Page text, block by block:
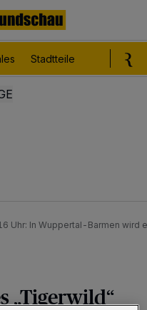
Stadtteile
Uhr: In Wuppertal-Barmen wird
„Tigerwild“